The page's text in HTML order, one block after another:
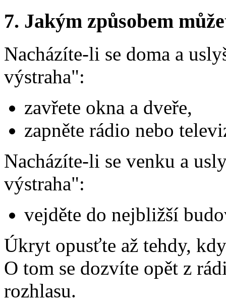
7. Jakým způsobem
Nacházíte-li se doma a
výstraha":
zavřete okna a dveře,
zapněte rádio nebo
Nacházíte-li se venku a
výstraha":
vejděte do nejbližší
Úkryt opusťte až tehdy,
O tom se dozvíte opět z
rozhlasu.